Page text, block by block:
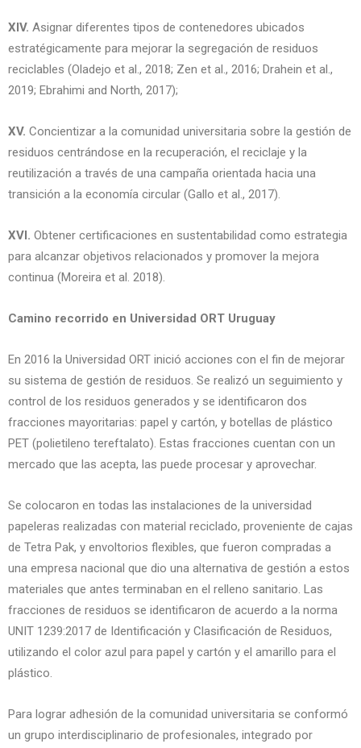
XIV. Asignar diferentes tipos de contenedores ubicados
estratégicamente para mejorar la segregación de residuos
reciclables (Oladejo et al., 2018; Zen et al., 2016; Drahein et al.,
2019; Ebrahimi and North, 2017);
XV. Concientizar a la comunidad universitaria sobre la gestión de
residuos centrándose en la recuperación, el reciclaje y la
reutilización a través de una campaña orientada hacia una
transición a la economía circular (Gallo et al., 2017).
XVI. Obtener certificaciones en sustentabilidad como estrategia
para alcanzar objetivos relacionados y promover la mejora
continua (Moreira et al. 2018).
Camino recorrido en Universidad ORT Uruguay
En 2016 la Universidad ORT inició acciones con el fin de mejorar
su sistema de gestión de residuos. Se realizó un seguimiento y
control de los residuos generados y se identificaron dos
fracciones mayoritarias: papel y cartón, y botellas de plástico
PET (polietileno tereftalato). Estas fracciones cuentan con un
mercado que las acepta, las puede procesar y aprovechar.
Se colocaron en todas las instalaciones de la universidad
papeleras realizadas con material reciclado, proveniente de cajas
de Tetra Pak, y envoltorios flexibles, que fueron compradas a
una empresa nacional que dio una alternativa de gestión a estos
materiales que antes terminaban en el relleno sanitario. Las
fracciones de residuos se identificaron de acuerdo a la norma
UNIT 1239:2017 de Identificación y Clasificación de Residuos,
utilizando el color azul para papel y cartón y el amarillo para el
plástico.
Para lograr adhesión de la comunidad universitaria se conformó
un grupo interdisciplinario de profesionales, integrado por